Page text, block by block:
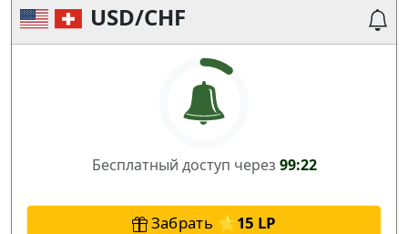
USD/CHF
Бесплатный доступ через 99:22
Забрать 15